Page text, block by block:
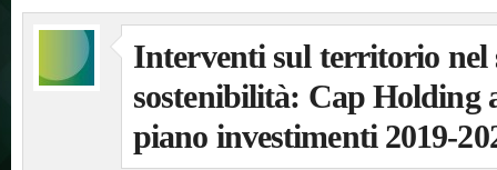
Interventi sul territorio nel
sostenibilità: Cap Holding
piano investimenti 2019-